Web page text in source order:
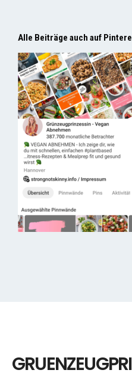
Alle Beiträge auch auf